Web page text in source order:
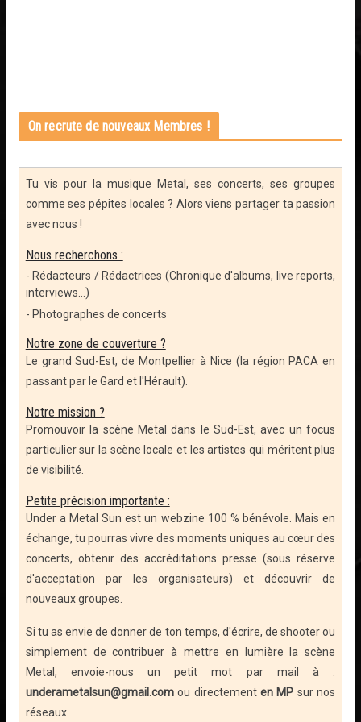
On recrute de nouveaux Membres !
Tu vis pour la musique Metal, ses concerts, ses groupes
comme ses pépites locales ? Alors viens partager ta passion
avec nous !
Nous recherchons :
- Rédacteurs / Rédactrices (Chronique d'albums, live reports,
interviews...)
- Photographes de concerts
Notre zone de couverture ?
Le grand Sud-Est, de Montpellier à Nice (la région PACA en
passant par le Gard et l'Hérault).
Notre mission ?
Promouvoir la scène Metal dans le Sud-Est, avec un focus
particulier sur la scène locale et les artistes qui méritent plus
de visibilité.
Petite précision importante :
Under a Metal Sun est un webzine 100 % bénévole. Mais en
échange, tu pourras vivre des moments uniques au cœur des
concerts, obtenir des accréditations presse (sous réserve
d'acceptation par les organisateurs) et découvrir de
nouveaux groupes.
Si tu as envie de donner de ton temps, d'écrire, de shooter ou
simplement de contribuer à mettre en lumière la scène
Metal, envoie-nous un petit mot par mail à :
underametalsun@gmail.comou directement en MP sur nos
réseaux.